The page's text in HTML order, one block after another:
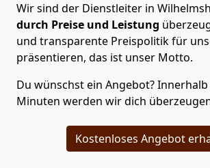
Wir sind der Dienstleiter in
durch Preise und Leistung
und transparente Preispolitik für
präsentieren, das ist unser Motto.
Du wünschst ein Angebot?
Minuten werden wir dich
Kostenloses Angebot